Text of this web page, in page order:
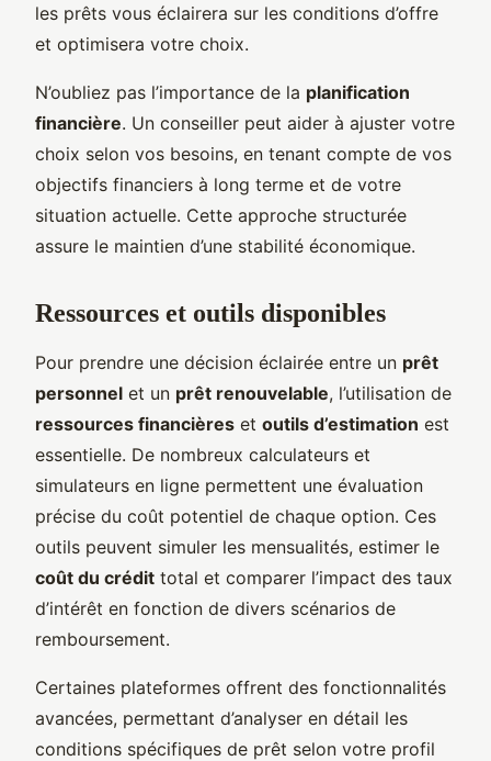
les prêts vous éclairera sur les conditions d’offre
et optimisera votre choix.
N’oubliez pas l’importance de la planification
financière. Un conseiller peut aider à ajuster votre
choix selon vos besoins, en tenant compte de vos
objectifs financiers à long terme et de votre
situation actuelle. Cette approche structurée
assure le maintien d’une stabilité économique.
Ressources et outils disponibles
Pour prendre une décision éclairée entre un prêt
personnel et un prêt renouvelable, l’utilisation de
ressources financières et outils d’estimation est
essentielle. De nombreux calculateurs et
simulateurs en ligne permettent une évaluation
précise du coût potentiel de chaque option. Ces
outils peuvent simuler les mensualités, estimer le
coût du crédit total et comparer l’impact des taux
d’intérêt en fonction de divers scénarios de
remboursement.
Certaines plateformes offrent des fonctionnalités
avancées, permettant d’analyser en détail les
conditions spécifiques de prêt selon votre profil